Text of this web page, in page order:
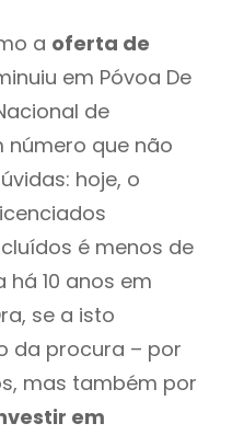
a oferta de
em Póvoa De
de
número que não
hoje, o
é menos de
10 anos em
se a isto
da procura – por
mas também por
em